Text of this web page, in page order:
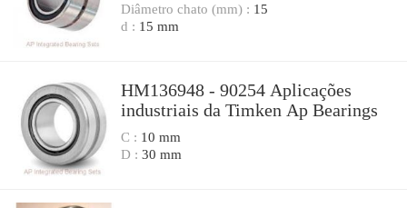
Diâmetro chato (mm) : 15
d : 15 mm
HM136948 - 90254 Aplicações
industriais da Timken Ap Bearings
C : 10 mm
D : 30 mm